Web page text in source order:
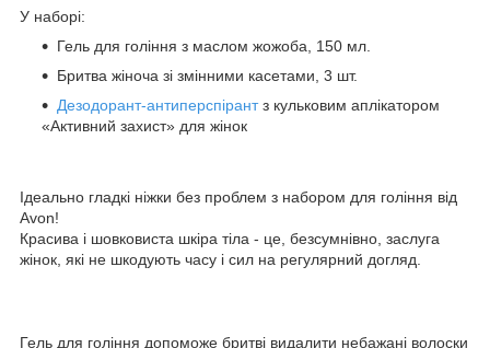
У наборі:
Гель для гоління з маслом жожоба, 150 мл.
Бритва жіноча зі змінними касетами, 3 шт.
Дезодорант-антиперспірантз кульковим аплікатором
«Активний захист» для жінок
Ідеально гладкі ніжки без проблем з набором для гоління від
Avon!
Красива і шовковиста шкіра тіла - це, безсумнівно, заслуга
жінок, які не шкодують часу і сил на регулярний догляд.
Гель для гоління допоможе бритві видалити небажані волоски